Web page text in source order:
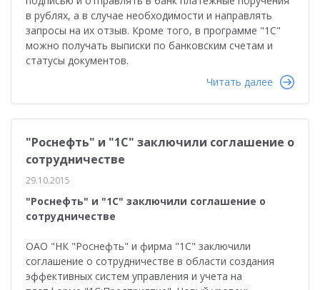
в рублях, а в случае необходимости и направлять
запросы на их отзыв. Кроме того, в программе "1С"
можно получать выписки по банковским счетам и
статусы документов.
Читать далее
"Роснефть" и "1С" заключили соглашение о
сотрудничестве
29.10.2015
"Роснефть" и "1С" заключили соглашение о
сотрудничестве
ОАО "НК "Роснефть" и фирма "1С" заключили
соглашение о сотрудничестве в области создания
эффективных систем управления и учета на